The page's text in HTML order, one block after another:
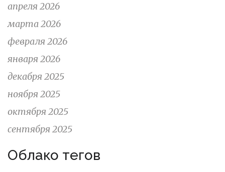
апреля 2026
марта 2026
февраля 2026
января 2026
декабря 2025
ноября 2025
октября 2025
сентября 2025
Облако тегов